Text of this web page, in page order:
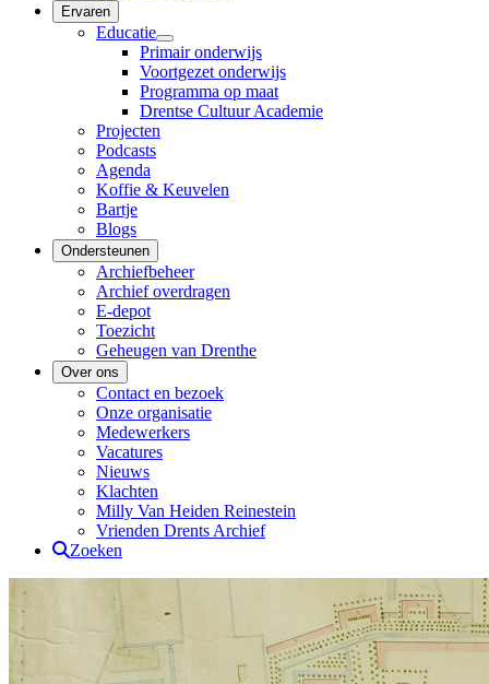
Ervaren
Educatie
Primair onderwijs
Voortgezet onderwijs
Programma op maat
Drentse Cultuur Academie
Projecten
Podcasts
Agenda
Koffie & Keuvelen
Bartje
Blogs
Ondersteunen
Archiefbeheer
Archief overdragen
E-depot
Toezicht
Geheugen van Drenthe
Over ons
Contact en bezoek
Onze organisatie
Medewerkers
Vacatures
Nieuws
Klachten
Milly Van Heiden Reinestein
Vrienden Drents Archief
Zoeken
Drents Archief